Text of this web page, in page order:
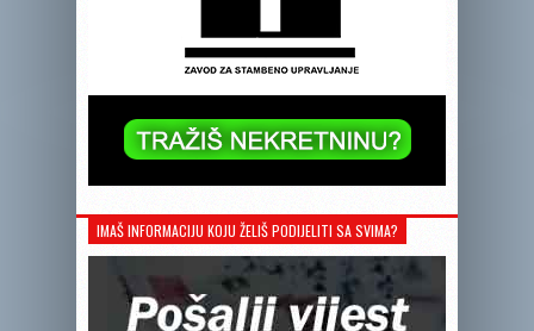
IMAŠ INFORMACIJU KOJU ŽELIŠ PODIJELITI SA SVIMA?